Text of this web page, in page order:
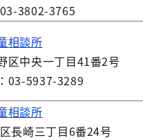
3802-3765
相談所
区中央一丁目41番2号
03-5937-3289
相談所
長崎三丁目6番24号